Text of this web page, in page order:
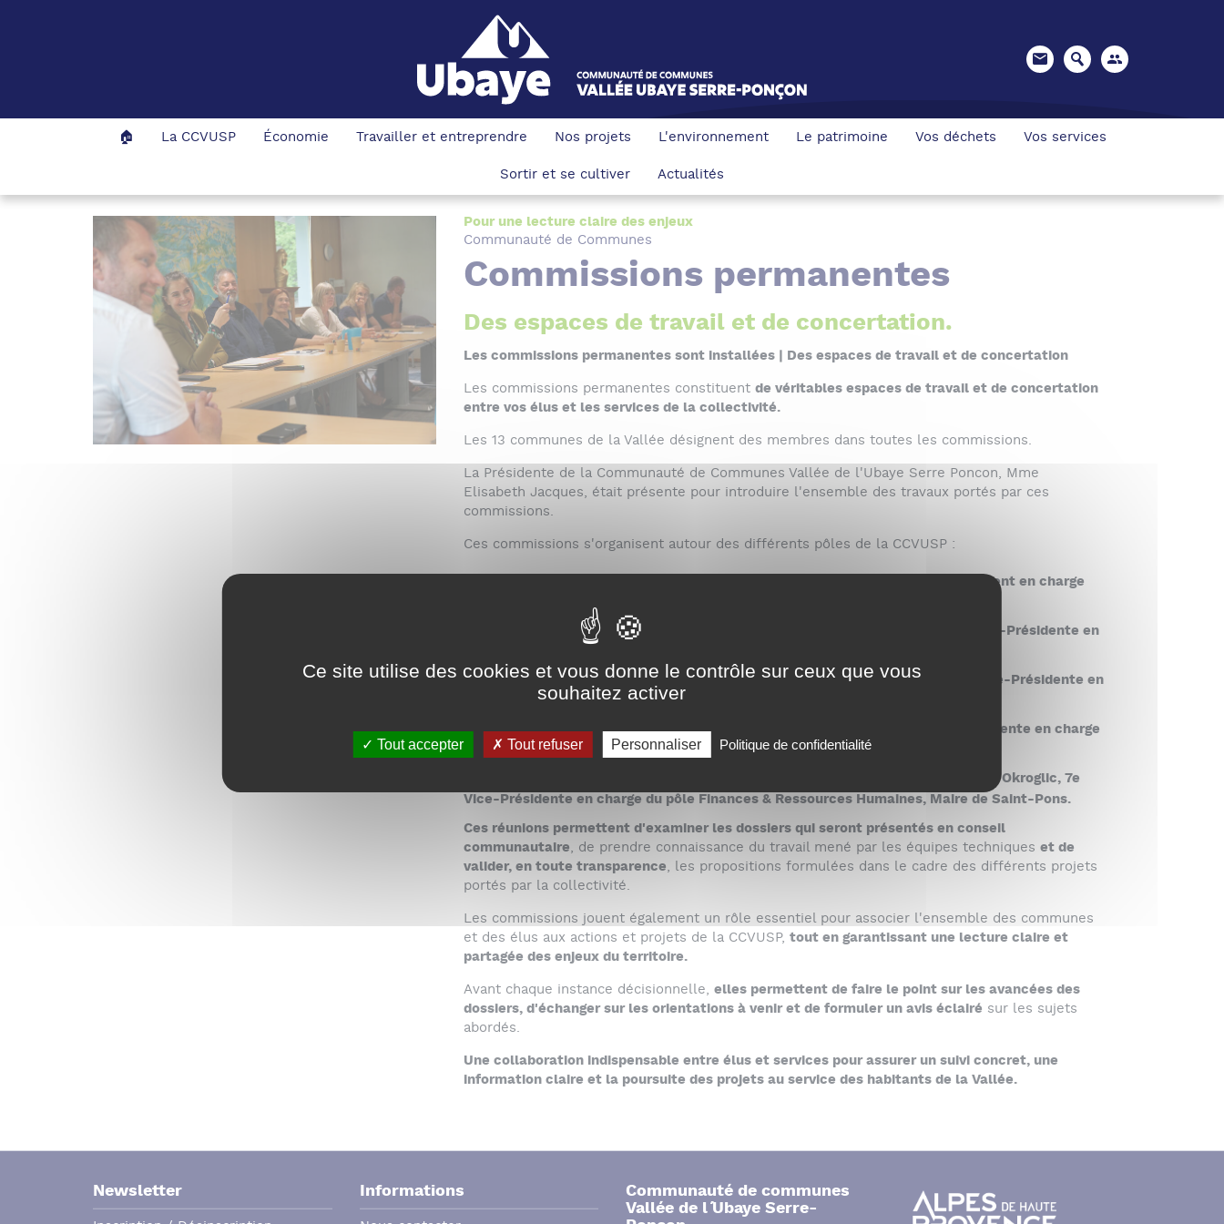
🏠 La CCVUSP Économie Travailler et entreprendre Nos projets L'environnement Le patrimoine Vos déchets Vos services
Sortir et se cultiver Actualités
Pour une lecture claire des enjeux
Communauté de Communes
Commissions permanentes
Des espaces de travail et de concertation.
Les commissions permanentes sont installées | Des espaces de travail et de concertation
Les commissions permanentes constituent de véritables espaces de travail et de concertation
entre vos élus et les services de la collectivité.
Les 13 communes de la Vallée désignent des membres dans toutes les commissions.
La Présidente de la Communauté de Communes Vallée de l'Ubaye Serre Poncon, Mme
Elisabeth Jacques, était présente pour introduire l'ensemble des travaux portés par ces
commissions.
Ces commissions s'organisent autour des différents pôles de la CCVUSP :
Commission attractivité sous l'égide de M. Jean-Michel Tron, 1er Vice-Président en charge
Commission environnement sous l'égide de Mme Sarah Zumtangwald, 3e Vice-Présidente en
Commission cadre de vie sous l'égide de Mme Hélène Garcier-Richaud, 4e Vice-Présidente en
charge du pôle Cadre de vie, Maire de Faucon-de-Barcelonnette ;
Commission aménagement sous l'égide de Mme Sabine Daneri, 5e Vice-Présidente en charge
du pôle Aménagement, Maire d'Uvernet-Fours ;
Commission finances et ressources humaines sous l'égide de Mme Dominique Okroglic, 7e
Vice-Présidente en charge du pôle Finances & Ressources Humaines, Maire de Saint-Pons.
Ces réunions permettent d'examiner les dossiers qui seront présentés en conseil
communautaire, de prendre connaissance du travail mené par les équipes techniques et de
valider, en toute transparence, les propositions formulées dans le cadre des différents projets
portés par la collectivité.
Les commissions jouent également un rôle essentiel pour associer l'ensemble des communes
et des élus aux actions et projets de la CCVUSP, tout en garantissant une lecture claire et
partagée des enjeux du territoire.
Avant chaque instance décisionnelle, elles permettent de faire le point sur les avancées des
dossiers, d'échanger sur les orientations à venir et de formuler un avis éclairé sur les sujets
abordés.
Une collaboration indispensable entre élus et services pour assurer un suivi concret, une
information claire et la poursuite des projets au service des habitants de la Vallée.
Newsletter Informations
Communauté de communes
Vallée de l´ Ubaye Serre-
Ce site utilise des cookies et vous donne le contrôle sur ceux que vous
souhaitez activer
Tout accepter Tout refuser Personnaliser Politique de confidentialité